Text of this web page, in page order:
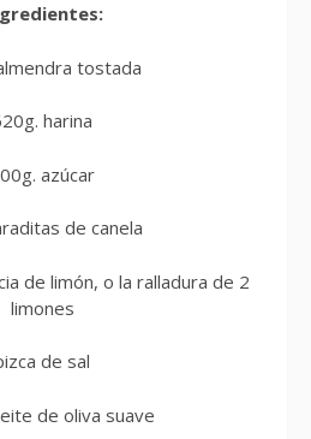
tostada
harina
azúcar
de canela
de limón, o la ralladura de 2
limones
de sal
de oliva suave